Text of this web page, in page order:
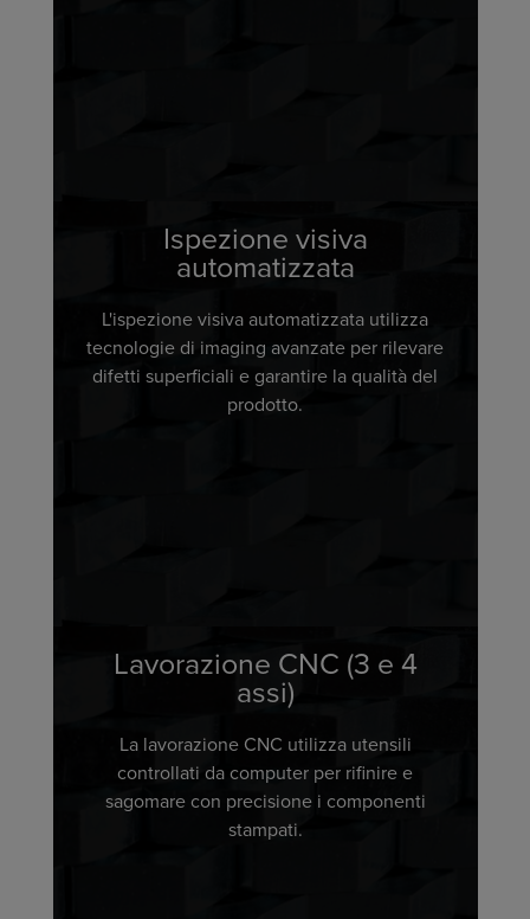
Ispezione visiva
automatizzata
L'ispezione visiva automatizzata utilizza
tecnologie di imaging avanzate per rilevare
difetti superficiali e garantire la qualità del
prodotto.
Lavorazione CNC (3 e 4
assi)
La lavorazione CNC utilizza utensili
controllati da computer per rifinire e
sagomare con precisione i componenti
stampati.